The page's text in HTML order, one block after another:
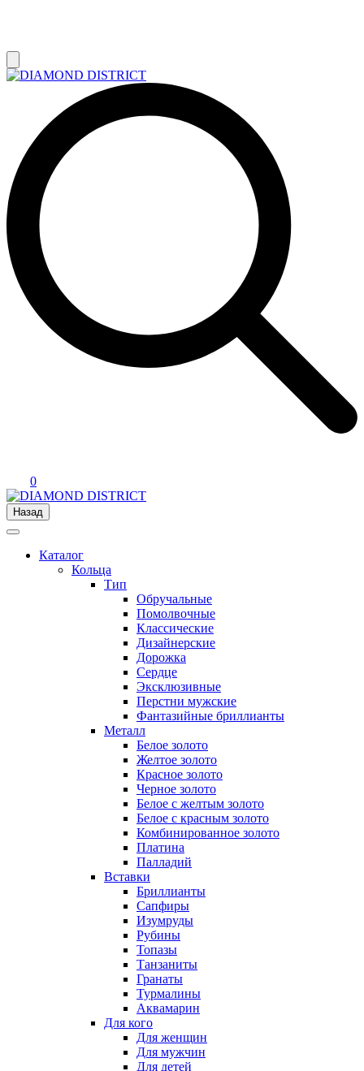
0
Назад
Каталог
Кольца
Тип
Обручальные
Помолвочные
Классические
Дизайнерские
Дорожка
Сердце
Эксклюзивные
Перстни мужские
Фантазийные бриллианты
Металл
Белое золото
Желтое золото
Красное золото
Черное золото
Белое с желтым золото
Белое с красным золото
Комбинированное золото
Платина
Палладий
Вставки
Бриллианты
Сапфиры
Изумруды
Рубины
Топазы
Танзаниты
Гранаты
Турмалины
Аквамарин
Для кого
Для женщин
Для мужчин
Для детей